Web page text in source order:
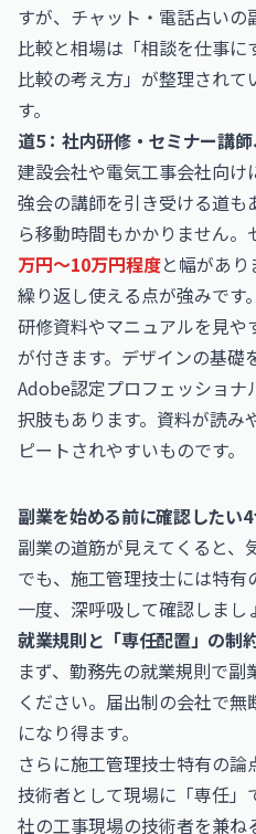
すが、 チャット・電話占いの
比較と相場は「相談を仕事に
比較の考え方」が整理されて
す。
道5：社内研修・セミナー講
建設会社や電気工事会社向け
強会の講師を引き受ける道も
ら移動時間もかかりません
万円〜10万円程度と幅があ
繰り返し使える点が強みです。
研修資料やマニュアルを見
が付きます。デザインの基礎
Adobe認定プロフェッショナ
択肢もあります。資料が読み
ピートされやすいものです。
副業を始める前に確認したい
副業の道筋が見えてくると、
でも、施工管理技士には特有
一度、深呼吸して確認しまし
就業規則と「専任配置」の制
まず、勤務先の就業規則で
ください。届出制の会社で
になり得ます。
さらに施工管理技士特有の
技術者として現場に「専任
社の工事現場の技術者を兼ね